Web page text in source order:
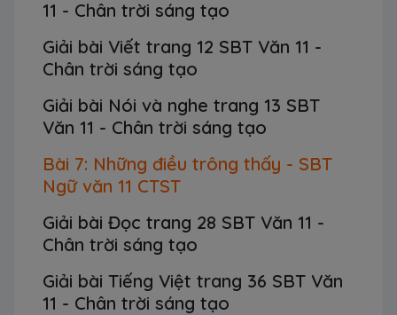
11 - Chân trời sáng tạo
Giải bài Viết trang 12 SBT Văn 11 -
Chân trời sáng tạo
Giải bài Nói và nghe trang 13 SBT
Văn 11 - Chân trời sáng tạo
Bài 7: Những điều trông thấy - SBT
Ngữ văn 11 CTST
Giải bài Đọc trang 28 SBT Văn 11 -
Chân trời sáng tạo
Giải bài Tiếng Việt trang 36 SBT Văn
11 - Chân trời sáng tạo